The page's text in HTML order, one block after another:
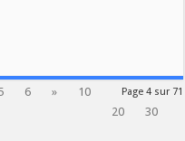
Page 4 sur 71
6 »
10
20
30